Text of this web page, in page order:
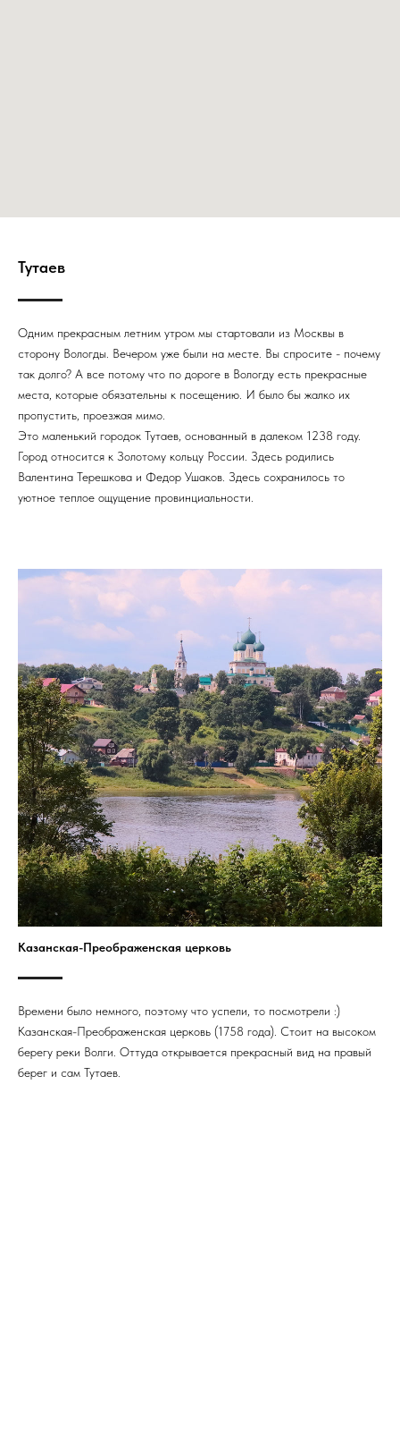
Тутаев
Одним прекрасным летним утром мы стартовали из Москвы в
сторону Вологды. Вечером уже были на месте. Вы спросите - почему
так долго? А все потому что по дороге в Вологду есть прекрасные
места, которые обязательны к посещению. И было бы жалко их
пропустить, проезжая мимо.
Это маленький городок Тутаев, основанный в далеком 1238 году.
Город относится к Золотому кольцу России. Здесь родились
Валентина Терешкова и Федор Ушаков. Здесь сохранилось то
уютное теплое ощущение провинциальности.
Казанская-Преображенская церковь
Времени было немного, поэтому что успели, то посмотрели :)
Казанская-Преображенская церковь (1758 года). Стоит на высоком
берегу реки Волги. Оттуда открывается прекрасный вид на правый
берег и сам Тутаев.